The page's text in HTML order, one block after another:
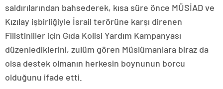
saldırılarından bahsederek, kısa süre önce MÜSİAD ve
Kızılay işbirliğiyle İsrail terörüne karşı direnen
Filistinliler için Gıda Kolisi Yardım Kampanyası
düzenlediklerini, zulüm gören Müslümanlara biraz da
olsa destek olmanın herkesin boynunun borcu
olduğunu ifade etti.